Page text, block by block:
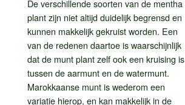
De verschillende soorten van de mentha
plant zijn niet altijd duidelijk begrensd en
kunnen makkelijk gekruist worden. Een
van de redenen daartoe is waarschijnlijk
dat de munt plant zelf ook een kruising is
tussen de aarmunt en de watermunt.
Marokkaanse munt is wederom een
variatie hierop, en kan makkelijk in de